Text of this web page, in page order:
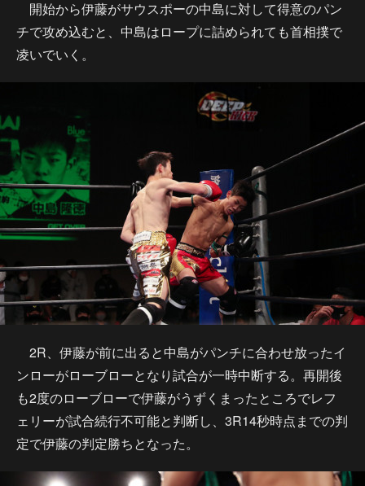
開始から伊藤がサウスポーの中島に対して得意のパン
チで攻め込むと、中島はロープに詰められても首相撲で
凌いでいく。
2R、伊藤が前に出ると中島がパンチに合わせ放ったイ
ンローがローブローとなり試合が一時中断する。再開後
も2度のローブローで伊藤がうずくまったところでレフ
ェリーが試合続行不可能と判断し、3R14秒時点までの判
定で伊藤の判定勝ちとなった。